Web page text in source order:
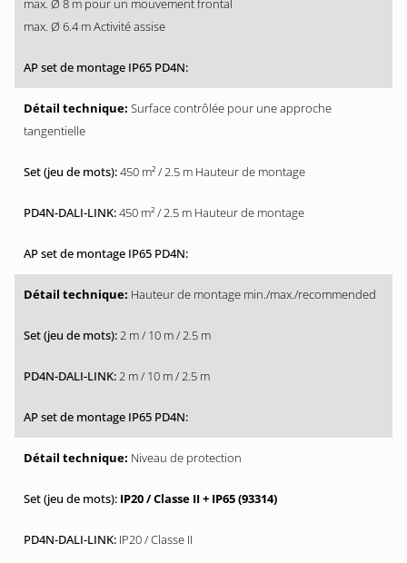
max. Ø 8 m pour un mouvement frontal
max. Ø 6.4 m Activité assise
Surface contrôlée pour une approche
tangentielle
450 m² / 2.5 m Hauteur de montage
450 m² / 2.5 m Hauteur de montage
Hauteur de montage min./max./recommended
2 m / 10 m / 2.5 m
2 m / 10 m / 2.5 m
Niveau de protection
IP20 / Classe II + IP65 (93314)
IP20 / Classe II